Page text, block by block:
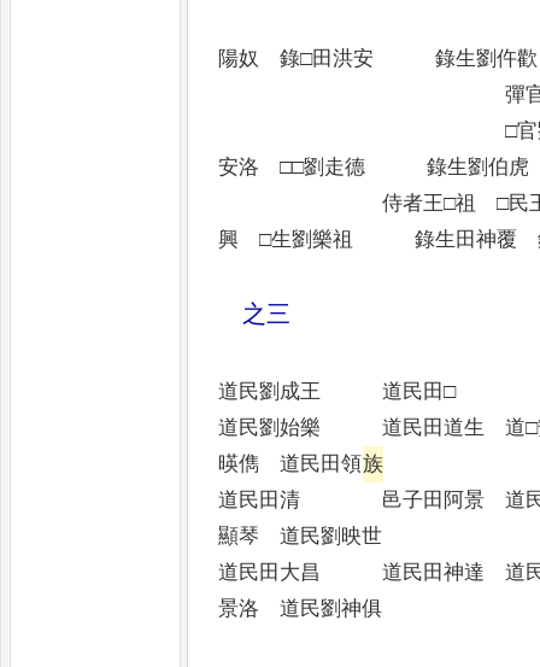
陽奴 錄□田洪安 錄生劉仵歡
彈官劉令
□官劉羽歡
安洛 □□劉走德 錄生劉伯虎
侍者王□祖 □民王道
興 □生劉樂祖 錄生田神覆
之三
道民劉成王 道民
道民劉始樂 道民田道生 道
暎儁 道民田領族
道民田清 邑子田阿景 道民
顯琴 道民劉映世
道民田大昌 道民田神達 道
景洛 道民劉神俱